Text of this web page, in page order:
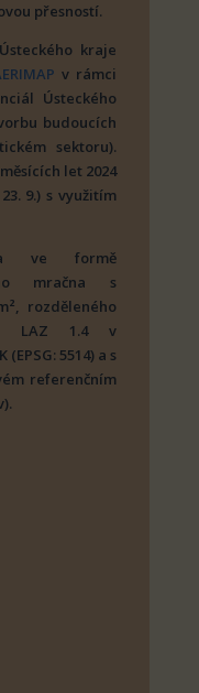
přesností.
kraje
v rámci
Ústeckého
budoucích
sektoru).
let 2024
9.) s využitím
ve formě
mračna s
rozděleného
LAZ 1.4 v
5514) a s
referenčním